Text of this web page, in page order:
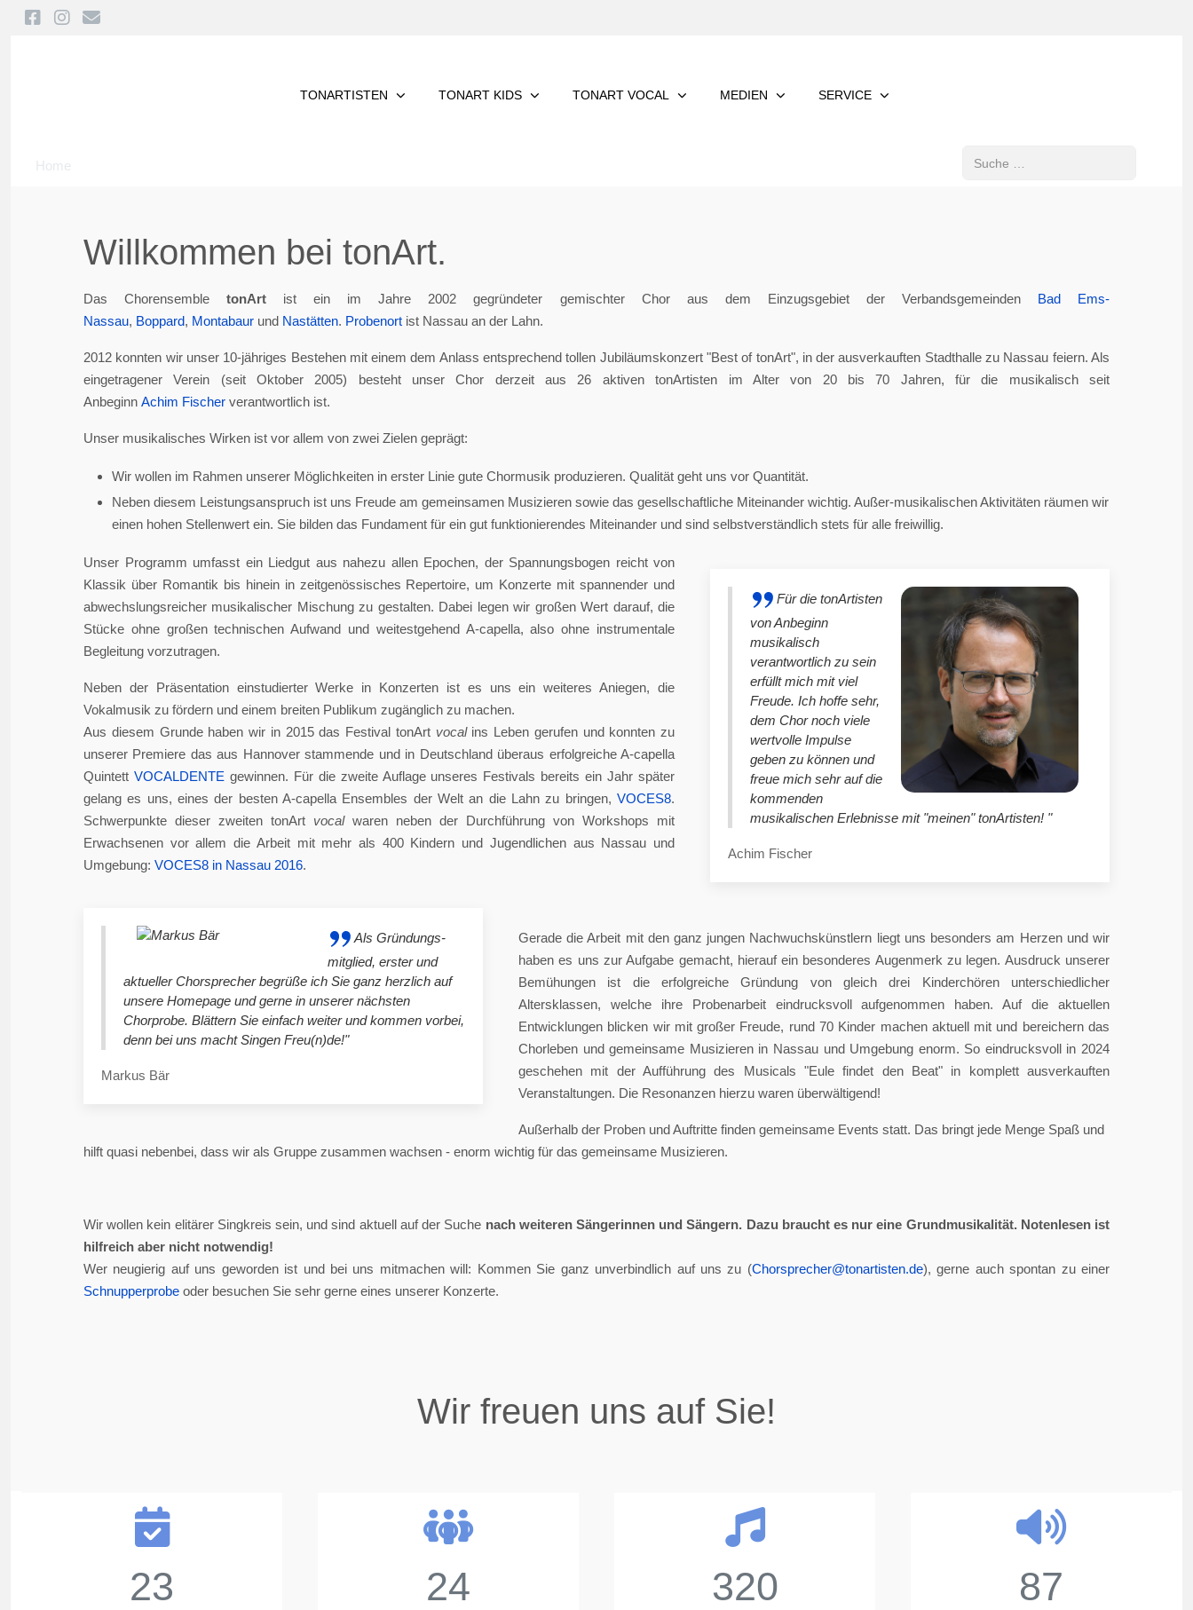
TONARTISTEN TONART KIDS TONART VOCAL MEDIEN SERVICE
Home
Suchen
Willkommen bei tonArt.
Das ChorensembletonArt ist ein im Jahre 2002 gegründeter gemischter Chor aus dem Einzugsgebiet der Verbandsgemeinden Bad Ems-
Nassau, Boppard, Montabaur und Nastätten. Probenort ist Nassau an der Lahn.
2012 konnten wir unser 10-jähriges Bestehen mit einem dem Anlass entsprechend tollen Jubiläumskonzert "Best of tonArt", in der ausverkauften Stadthalle zu Nassau feiern. Als
eingetragener Verein (seit Oktober 2005) besteht unser Chor derzeit aus 26 aktiven tonArtisten im Alter von 20 bis 70 Jahren, für die musikalisch seit
Anbeginn Achim Fischer verantwortlich ist.
Unser musikalisches Wirken ist vor allem von zwei Zielen geprägt:
Wir wollen im Rahmen unserer Möglichkeiten in erster Linie gute Chormusik produzieren. Qualität geht uns vor Quantität.
Neben diesem Leistungsanspruch ist uns Freude am gemeinsamen Musizieren sowie das gesellschaftliche Miteinander wichtig. Außer-musikalischen Aktivitäten räumen wir
einen hohen Stellenwert ein. Sie bilden das Fundament für ein gut funktionierendes Miteinander und sind selbstverständlich stets für alle freiwillig.
Für die tonArtisten
von Anbeginn
musikalisch
verantwortlich zu sein
erfüllt mich mit viel
Freude. Ich hoffe sehr,
dem Chor noch viele
wertvolle Impulse
geben zu können und
freue mich sehr auf die
kommenden
musikalischen Erlebnisse mit "meinen" tonArtisten! "
Achim Fischer
Unser Programm umfasst ein Liedgut aus nahezu allen Epochen, der Spannungsbogen reicht von
Klassik über Romantik bis hinein in zeitgenössisches Repertoire, um Konzerte mit spannender und
abwechslungsreicher musikalischer Mischung zu gestalten. Dabei legen wir großen Wert darauf, die
Stücke ohne großen technischen Aufwand und weitestgehend A-capella, also ohne instrumentale
Begleitung vorzutragen.
Neben der Präsentation einstudierter Werke in Konzerten ist es uns ein weiteres Aniegen, die
Vokalmusik zu fördern und einem breiten Publikum zugänglich zu machen.
Aus diesem Grunde haben wir in 2015 das Festival tonArt vocal ins Leben gerufen und konnten zu
unserer Premiere das aus Hannover stammende und in Deutschland überaus erfolgreiche A-capella
Quintett VOCALDENTE gewinnen. Für die zweite Auflage unseres Festivals bereits ein Jahr später
gelang es uns, eines der besten A-capella Ensembles der Welt an die Lahn zu bringen, VOCES8.
Schwerpunkte dieser zweiten tonArt vocalwaren neben der Durchführung von Workshops mit
Erwachsenen vor allem die Arbeit mit mehr als 400 Kindern und Jugendlichen aus Nassau und
Umgebung: VOCES8 in Nassau 2016.
Als Gründungs-
mitglied, erster und
aktueller Chorsprecher begrüße ich Sie ganz herzlich auf
unsere Homepage und gerne in unserer nächsten
Chorprobe. Blättern Sie einfach weiter und kommen vorbei,
denn bei uns macht Singen Freu(n)de!"
Markus Bär
Gerade die Arbeit mit den ganz jungen Nachwuchskünstlern liegt uns besonders am Herzen und wir
haben es uns zur Aufgabe gemacht, hierauf ein besonderes Augenmerk zu legen. Ausdruck unserer
Bemühungen ist die erfolgreiche Gründung von gleich drei Kinderchören unterschiedlicher
Altersklassen, welche ihre Probenarbeit eindrucksvoll aufgenommen haben. Auf die aktuellen
Entwicklungen blicken wir mit großer Freude, rund 70 Kinder machen aktuell mit und bereichern das
Chorleben und gemeinsame Musizieren in Nassau und Umgebung enorm. So eindrucksvoll in 2024
geschehen mit der Aufführung des Musicals "Eule findet den Beat" in komplett ausverkauften
Veranstaltungen. Die Resonanzen hierzu waren überwältigend!
Außerhalb der Proben und Auftritte finden gemeinsame Events statt. Das bringt jede Menge Spaß und
hilft quasi nebenbei, dass wir als Gruppe zusammen wachsen - enorm wichtig für das gemeinsame Musizieren.
Wir wollen kein elitärer Singkreis sein, und sind aktuell auf der Suche nach weiteren Sängerinnen und Sängern. Dazu braucht es nur eine Grundmusikalität. Notenlesen ist
hilfreich aber nicht notwendig!
Wer neugierig auf uns geworden ist und bei uns mitmachen will: Kommen Sie ganz unverbindlich auf uns zu (Chorsprecher@tonartisten.de), gerne auch spontan zu einer
Schnupperprobe oder besuchen Sie sehr gerne eines unserer Konzerte.
Wir freuen uns auf Sie!
23 24 320 87